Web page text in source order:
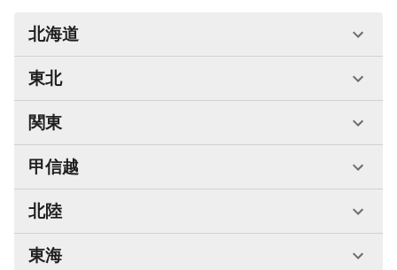
北海道
東北
関東
甲信越
北陸
東海